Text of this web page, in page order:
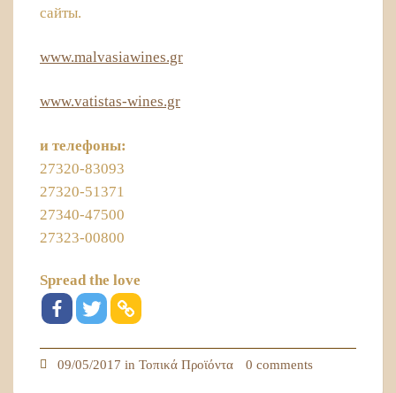
сайты.
www.malvasiawines.gr
www.vatistas-wines.gr
и телефоны:
27320-83093
27320-51371
27340-47500
27323-00800
Spread the love
09/05/2017 in Τοπικά Προϊόντα 0 comments